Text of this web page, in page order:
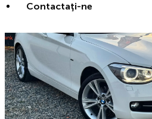
Contactaţi-ne